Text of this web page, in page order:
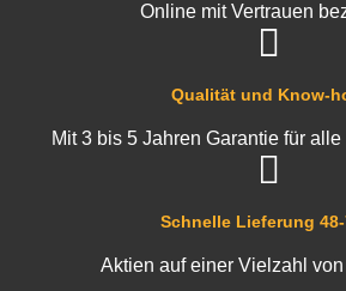
Schnelle Lieferung
Aktien auf einer Vielzahl
Qualität und Know-
Mit 3 bis 5 Jahren Garantie für
Online mit Vertrauen